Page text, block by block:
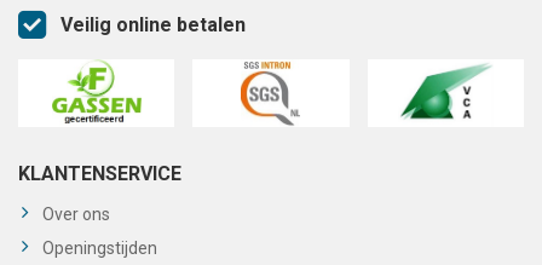
Veilig online betalen
KLANTENSERVICE
Over ons
Openingstijden